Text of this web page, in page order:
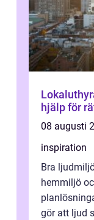
hjälp för
08 augusti
inspiration
Bra
hemmiljö
gör att ljud